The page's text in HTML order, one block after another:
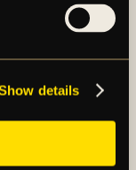
details